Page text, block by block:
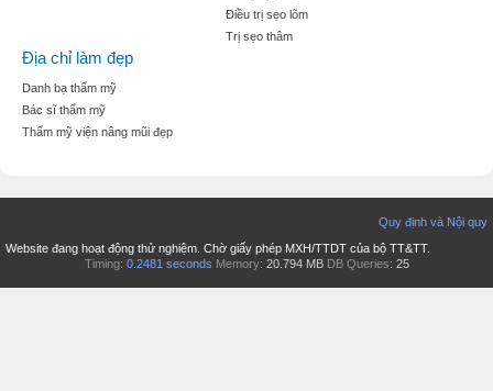
Điều trị sẹo lõm
Trị sẹo thâm
Địa chỉ làm đẹp
Danh bạ thẩm mỹ
Bác sĩ thẩm mỹ
Thẩm mỹ viện nâng mũi đẹp
Quy định và Nội quy
Website đang hoạt động thử nghiệm. Chờ giấy phép MXH/TTDT của bộ TT&TT.
Timing: 0.2481 seconds Memory: 20.794 MB DB Queries: 25